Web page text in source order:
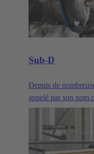
Sub-D
Depuis de
appelé par son nom
miniature D)
les applications
signaux bus. Il est
supérieure de pôle,